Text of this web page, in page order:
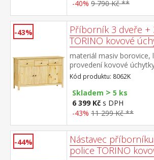
-40% 9 790 Kč **
-43%
Příborník 3 dveře +
TORINO kovové
materiál masiv borovice,
provedení kovové
provedení černěná
zásuvky s kovovými
doplněk nástavec
Kód produktu: 8062K
Skladem > 5 ks
6 399 Kč s DPH
-43% 11 299 Kč **
-44%
Nástavec
police TORINO